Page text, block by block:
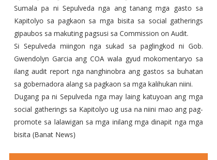
Sumala pa ni Sepulveda nga ang tanang mga gasto sa
Kapitolyo sa pagkaon sa mga bisita sa social gatherings
gipaubos sa makuting pagsusi sa Commission on Audit.
Si Sepulveda miingon nga sukad sa paglingkod ni Gob.
Gwendolyn Garcia ang COA wala gyud mokomentaryo sa
ilang audit report nga nanghinobra ang gastos sa buhatan
sa gobernadora alang sa pagkaon sa mga kalihukan niini.
Dugang pa ni Sepulveda nga may laing katuyoan ang mga
social gatherings sa Kapitolyo ug usa na niini mao ang pag-
promote sa lalawigan sa mga inilang mga dinapit nga mga
bisita (Banat News)